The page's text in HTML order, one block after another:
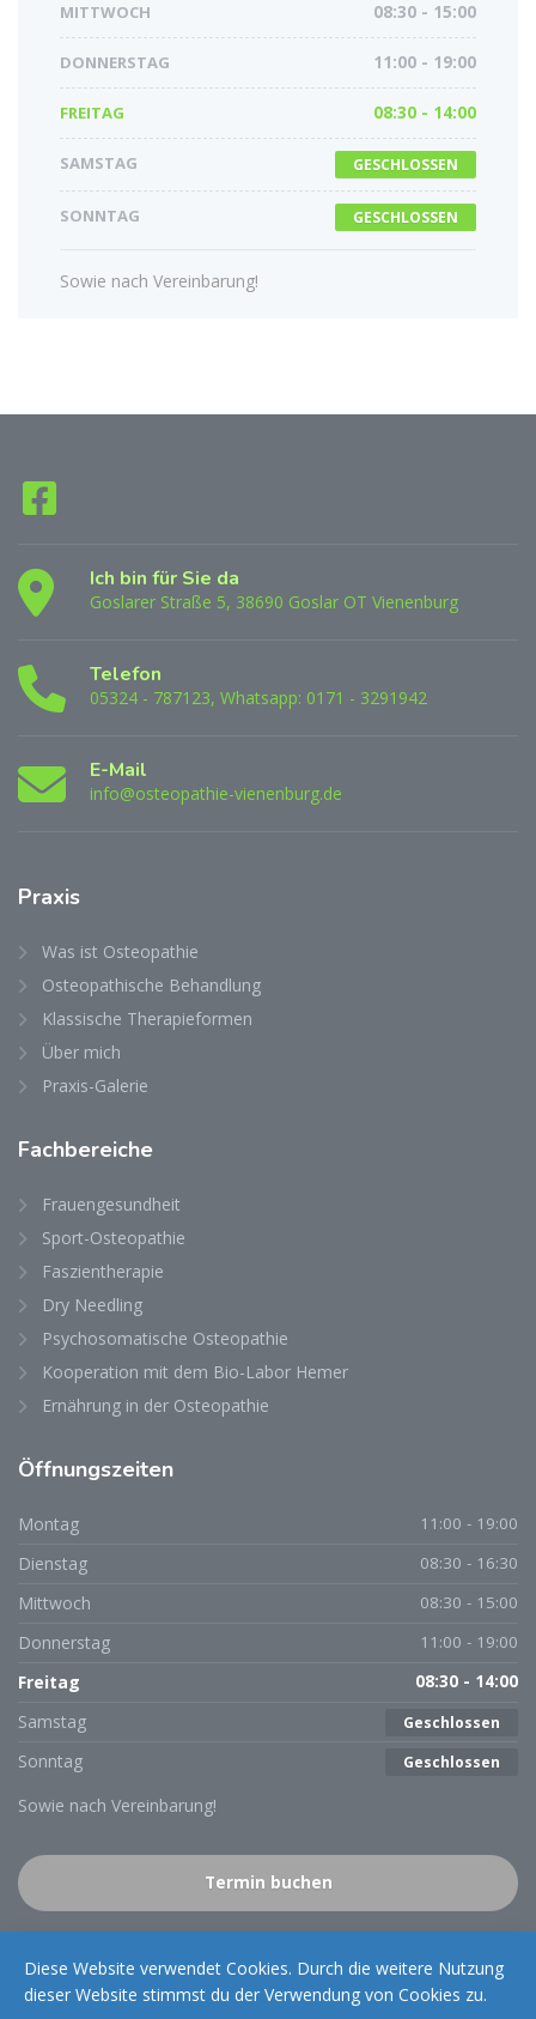
MITTWOCH 08:30 - 15:00
DONNERSTAG 11:00 - 19:00
FREITAG 08:30 - 14:00
SAMSTAG GESCHLOSSEN
SONNTAG GESCHLOSSEN
Sowie nach Vereinbarung!
Ich bin für Sie da
Goslarer Straße 5, 38690 Goslar OT Vienenburg
Telefon
05324 - 787123, Whatsapp: 0171 - 3291942
E-Mail
info@osteopathie-vienenburg.de
Praxis
Was ist Osteopathie
Osteopathische Behandlung
Klassische Therapieformen
Über mich
Praxis-Galerie
Fachbereiche
Frauengesundheit
Sport-Osteopathie
Faszientherapie
Dry Needling
Psychosomatische Osteopathie
Kooperation mit dem Bio-Labor Hemer
Ernährung in der Osteopathie
Öffnungszeiten
Montag 11:00 - 19:00
Dienstag 08:30 - 16:30
Mittwoch 08:30 - 15:00
Donnerstag 11:00 - 19:00
Freitag 08:30 - 14:00
Samstag Geschlossen
Sonntag Geschlossen
Sowie nach Vereinbarung!
Termin buchen
Diese Website verwendet Cookies. Durch die weitere Nutzung
dieser Website stimmst du der Verwendung von Cookies zu.